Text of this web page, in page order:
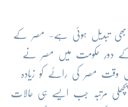
تبدیل ہوئی ہے- مصر کے
کے دورِ حکومت میں مصر نے
اس وقت مصر کی رائے کو زیادہ
مرتبہ جب ایسے ہی حالات